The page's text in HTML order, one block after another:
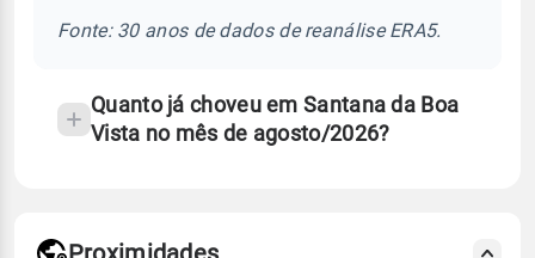
temperatura
Fonte: 30 anos de dados de reanálise ERA5.
Quanto já choveu em Santana da Boa
Vista no mês de agosto/2026?